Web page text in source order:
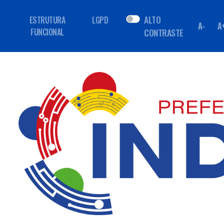
ESTRUTURA
FUNCIONAL
LGPD
ALTO
CONTRASTE
A-